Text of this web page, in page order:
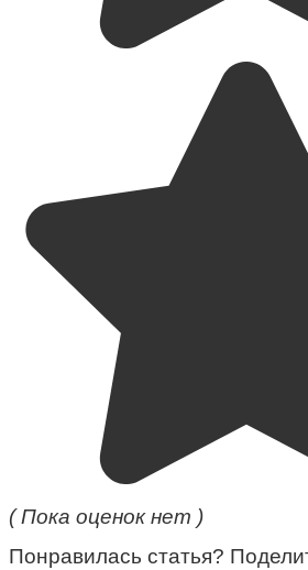
( Пока оценок нет )
Понравилась статья?